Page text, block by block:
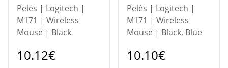
Pelės | Logitech |
M171 | Wireless
Mouse | Black
10.12€
Pelės | Logitech |
M171 | Wireless
Mouse | Black, Blue
10.10€